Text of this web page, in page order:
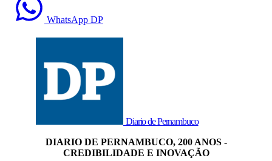
WhatsApp DP
Diario de Pernambuco
DIARIO DE PERNAMBUCO, 200 ANOS -
CREDIBILIDADE E INOVAÇÃO